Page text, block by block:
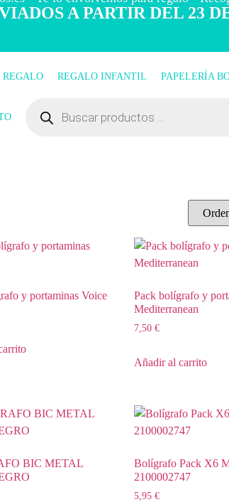
A PARTIR DEL 23
REGALO REGALO INFANTIL PAPELERÍA
y portaminas Voice
Pack bolígrafo y
Mediterranean
7,50€
Añadir al carrito
BIC METAL
Bolígrafo Pack X6
2100002747
5,95€